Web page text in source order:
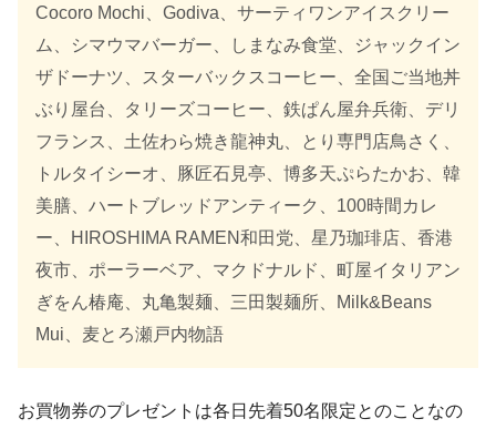
Cocoro Mochi、Godiva、サーティワンアイスクリー
ム、シマウマバーガー、​しまなみ食堂、ジャックイン
ザドーナツ、スターバックスコーヒー、​全国ご当地丼
ぶり屋台、タリーズコーヒー、鉄ぱん屋弁兵衛、デリ
フランス、土佐わら焼き龍神丸、とり専門店鳥さく、
トルタイシーオ、​豚匠石見亭、博多天ぷらたかお、韓
美膳、ハートブレッドアンティーク、​100時間カレ
ー、HIROSHIMA RAMEN和田党、星乃珈琲店、香港
夜市、​ポーラーベア、マクドナルド、町屋イタリアン
ぎをん椿庵、丸亀製麺、​三田製麺所、Milk&Beans
Mui、麦とろ瀬戸内物語
お買物券のプレゼントは各日先着50名限定とのことなの